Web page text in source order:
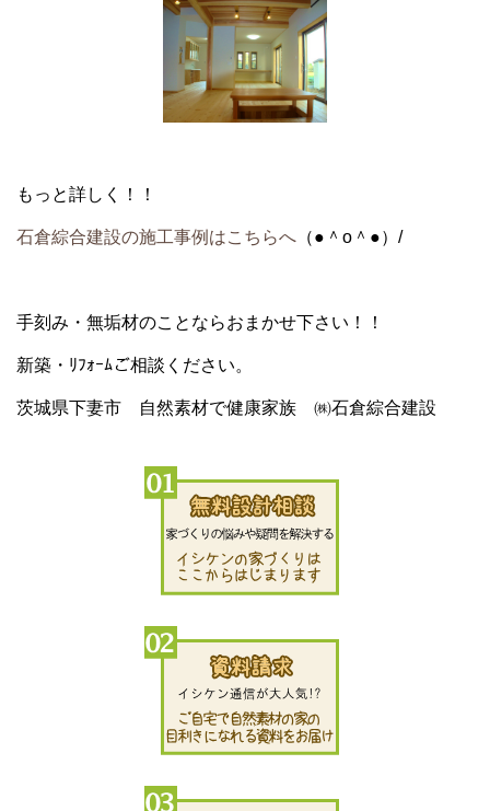
もっと詳しく！！
石倉綜合建設の施工事例はこちらへ （●＾o＾●）/
手刻み・無垢材のことならおまかせ下さい！！
新築・ﾘﾌｫｰﾑご相談ください。
茨城県下妻市 自然素材で健康家族 ㈱石倉綜合建設